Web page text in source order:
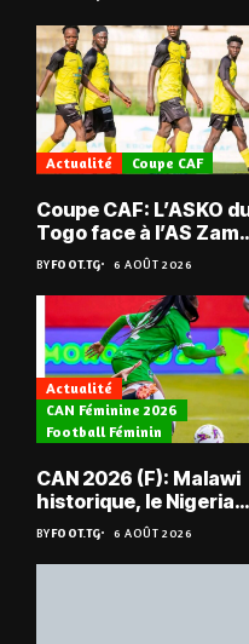
Actualité Coupe CAF
Coupe CAF: L’ASKO
Togo face à l’AS Zam
du Niger
BYFOOT.TG 6 AOÛT 2026
Actualité
CAN Féminine 2026
Football Féminin
CAN 2026 (F): Malawi
historique, le Nigeria
sauvé, la Zambie
éliminée
BYFOOT.TG 6 AOÛT 2026